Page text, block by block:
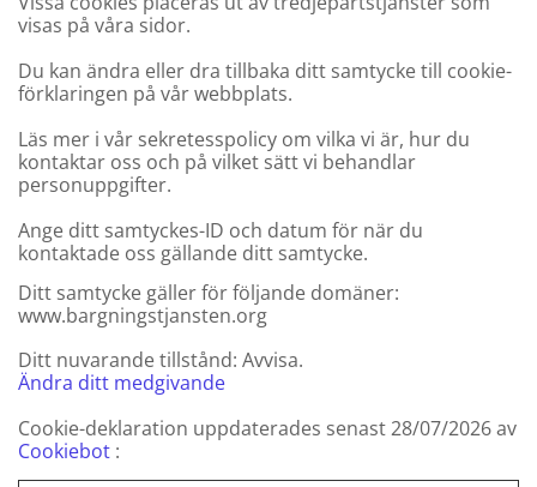
visas på våra sidor.
Du kan ändra eller dra tillbaka ditt samtycke till cookie-
förklaringen på vår webbplats.
Läs mer i vår sekretesspolicy om vilka vi är, hur du
kontaktar oss och på vilket sätt vi behandlar
personuppgifter.
Ange ditt samtyckes-ID och datum för när du
kontaktade oss gällande ditt samtycke.
Ditt samtycke gäller för följande domäner:
www.bargningstjansten.org
Ditt nuvarande tillstånd: Avvisa.
Ändra ditt medgivande
Cookie-deklaration uppdaterades senast 28/07/2026 av
Cookiebot :